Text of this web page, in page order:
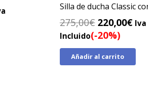
Silla de ducha Classic
275,00€ El
precio
original
era:
220,00€ElIva
Incluido(-20%)
Añadir al carrito